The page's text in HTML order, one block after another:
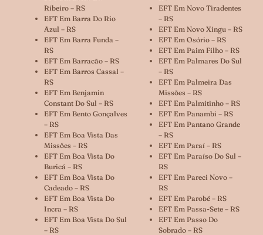
Ribeiro – RS
EFT Em Barra Do Rio
Azul – RS
EFT Em Barra Funda –
RS
EFT Em Barracão – RS
EFT Em Barros Cassal –
RS
EFT Em Benjamin
Constant Do Sul – RS
EFT Em Bento Gonçalves
– RS
EFT Em Boa Vista Das
Missões – RS
EFT Em Boa Vista Do
Buricá – RS
EFT Em Boa Vista Do
Cadeado – RS
EFT Em Boa Vista Do
Incra – RS
EFT Em Boa Vista Do Sul
– RS
EFT Em Novo Tiradentes
– RS
EFT Em Novo Xingu – RS
EFT Em Osório – RS
EFT Em Paim Filho – RS
EFT Em Palmares Do Sul
– RS
EFT Em Palmeira Das
Missões – RS
EFT Em Palmitinho – RS
EFT Em Panambi – RS
EFT Em Pantano Grande
– RS
EFT Em Paraí – RS
EFT Em Paraíso Do Sul –
RS
EFT Em Pareci Novo –
RS
EFT Em Parobé – RS
EFT Em Passa-Sete – RS
EFT Em Passo Do
Sobrado – RS